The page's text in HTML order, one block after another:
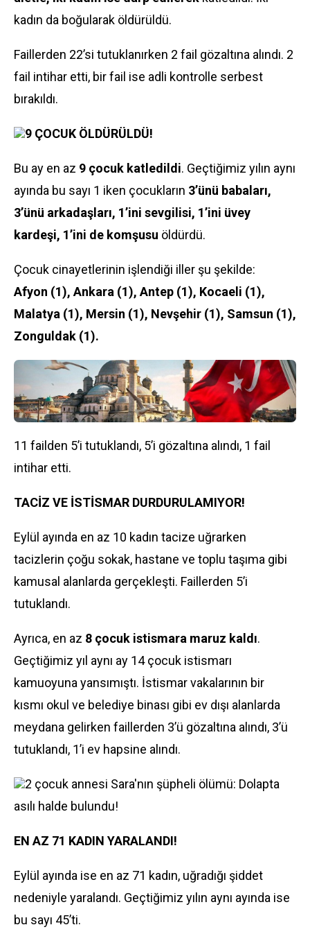
kadın da boğularak öldürüldü.
Faillerden 22’si tutuklanırken 2 fail gözaltına alındı. 2
fail intihar etti, bir fail ise adli kontrolle serbest
bırakıldı.
9 ÇOCUK ÖLDÜRÜLDÜ!
Bu ay en az 9 çocuk katledildi. Geçtiğimiz yılın aynı
ayında bu sayı 1 iken çocukların 3’ünü babaları,
3’ünü arkadaşları, 1’ini sevgilisi, 1’ini üvey
kardeşi, 1’ini de komşusu öldürdü.
Çocuk cinayetlerinin işlendiği iller şu şekilde:
Afyon (1), Ankara (1), Antep (1), Kocaeli (1),
Malatya (1), Mersin (1), Nevşehir (1), Samsun (1),
Zonguldak (1).
11 failden 5’i tutuklandı, 5’i gözaltına alındı, 1 fail
intihar etti.
TACİZ VE İSTİSMAR DURDURULAMIYOR!
Eylül ayında en az 10 kadın tacize uğrarken
tacizlerin çoğu sokak, hastane ve toplu taşıma gibi
kamusal alanlarda gerçekleşti. Faillerden 5’i
tutuklandı.
Ayrıca, en az 8 çocuk istismara maruz kaldı.
Geçtiğimiz yıl aynı ay 14 çocuk istismarı
kamuoyuna yansımıştı. İstismar vakalarının bir
kısmı okul ve belediye binası gibi ev dışı alanlarda
meydana gelirken faillerden 3’ü gözaltına alındı, 3’ü
tutuklandı, 1’i ev hapsine alındı.
2 çocuk annesi Sara'nın şüpheli ölümü: Dolapta
asılı halde bulundu!
EN AZ 71 KADIN YARALANDI!
Eylül ayında ise en az 71 kadın, uğradığı şiddet
nedeniyle yaralandı. Geçtiğimiz yılın aynı ayında ise
bu sayı 45’ti.